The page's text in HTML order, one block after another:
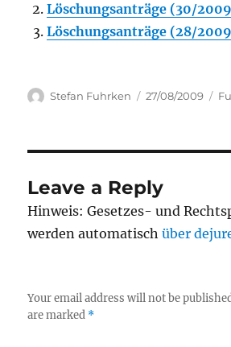
Löschungsanträge (30/
Löschungsanträge (28/
Author
Stefan Fuhrken
Posted
27/08/2009
Leave a Reply
Hinweis: Gesetzes- und
werden automatischüber
Your email address will not be
are marked *